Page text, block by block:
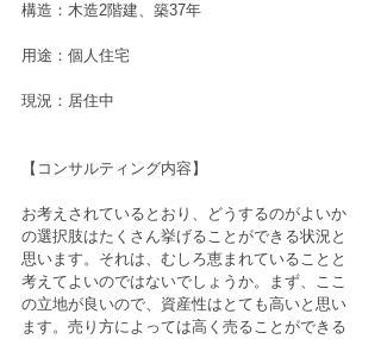
構造：木造2階建、築37年
用途：個人住宅
現況：居住中
【コンサルティング内容】
お考えされているとおり、どうするのがよいか
の選択肢はたくさん挙げることができる状況と
思います。それは、むしろ恵まれていることと
考えてよいのではないでしょうか。まず、ここ
の立地が良いので、資産性はとても高いと思い
ます。売り方によっては高く売ることができる